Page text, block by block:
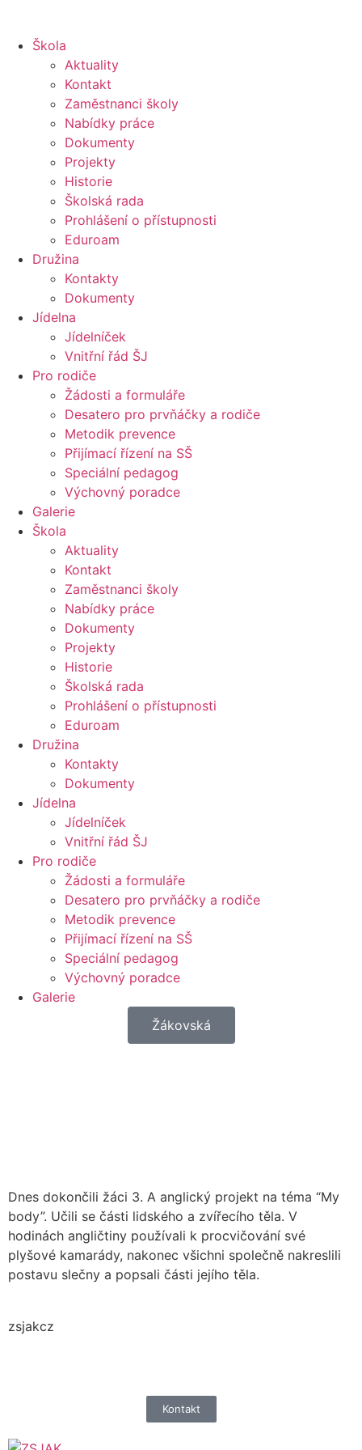
Škola
Aktuality
Kontakt
Zaměstnanci školy
Nabídky práce
Dokumenty
Projekty
Historie
Školská rada
Prohlášení o přístupnosti
Eduroam
Družina
Kontakty
Dokumenty
Jídelna
Jídelníček
Vnitřní řád ŠJ
Pro rodiče
Žádosti a formuláře
Desatero pro prvňáčky a rodiče
Metodik prevence
Přijímací řízení na SŠ
Speciální pedagog
Výchovný poradce
Galerie
Škola
Aktuality
Kontakt
Zaměstnanci školy
Nabídky práce
Dokumenty
Projekty
Historie
Školská rada
Prohlášení o přístupnosti
Eduroam
Družina
Kontakty
Dokumenty
Jídelna
Jídelníček
Vnitřní řád ŠJ
Pro rodiče
Žádosti a formuláře
Desatero pro prvňáčky a rodiče
Metodik prevence
Přijímací řízení na SŠ
Speciální pedagog
Výchovný poradce
Galerie
Žákovská
Dnes dokončili žáci 3. A anglický projekt na téma “My
body”. Učili se části lidského a zvířecího těla. V
hodinách angličtiny používali k procvičování své
plyšové kamarády, nakonec všichni společně nakreslili
postavu slečny a popsali části jejího těla.
zsjakcz
Kontakt